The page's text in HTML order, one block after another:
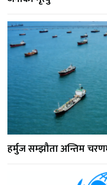
हर्मुज सम्झौता अन्तिम